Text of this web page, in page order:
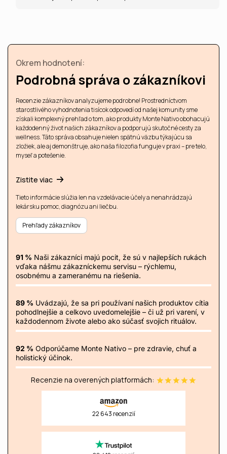
Okrem hodnotení:
Podrobná správa o zákazníkovi
Recenzie zákazníkov analyzujeme podrobne! Prostredníctvom
starostlivého vyhodnotenia tisícok odpovedí od našej komunity sme
získali komplexný prehľad o tom, ako produkty Monte Nativo obohacujú
každodenný život našich zákazníkov a podporujú skutočné cesty za
wellness. Táto správa obsahuje nielen spätnú väzbu týkajúcu sa
zložiek, ale aj demonštruje, ako naša filozofia funguje v praxi – pre telo,
myseľ a potešenie.
Zistite viac
Tieto informácie slúžia len na vzdelávacie účely a nenahrádzajú
lekársku pomoc, diagnózu ani liečbu.
Prehľady zákazníkov
91 % Naši zákazníci majú pocit, že sú v najlepších rukách
vďaka nášmu zákazníckemu servisu – rýchlemu,
osobnému a zameranému na riešenia.
89 % Uvádzajú, že sa pri používaní našich produktov cítia
pohodlnejšie a celkovo uvedomelejšie – či už pri varení, v
každodennom živote alebo ako súčasť svojich rituálov.
92 % Odporúčame Monte Nativo – pre zdravie, chuť a
holistický účinok.
Recenzie na overených platformách:
22 643 recenzií